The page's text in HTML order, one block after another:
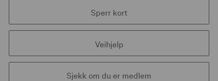
Sperr kort
Veihjelp
Sjekk om du er medlem